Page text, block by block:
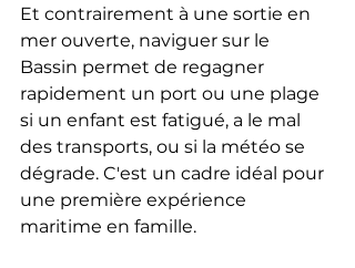
Et contrairement à une sortie en
mer ouverte, naviguer sur le
Bassin permet de regagner
rapidement un port ou une plage
si un enfant est fatigué, a le mal
des transports, ou si la météo se
dégrade. C'est un cadre idéal pour
une première expérience
maritime en famille.